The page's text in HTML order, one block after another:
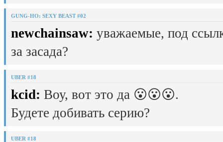
GUNG-HO: SEXY BEAST #02
newchainsaw: уважаемые, под
за засада?
UBER #18
kcid: Воу, вот это да 😮😮😮.
Будете добивать серию?
UBER #18